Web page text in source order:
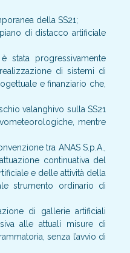
della SS21;
di distacco artificiale
stata progressivamente
di sistemi di
e finanziario che,
valanghivo sulla SS21
mentre
tra ANAS S.p.A.,
continuativa del
e delle attività della
strumento ordinario di
di gallerie artificiali
alle attuali misure di
senza l’avvio di